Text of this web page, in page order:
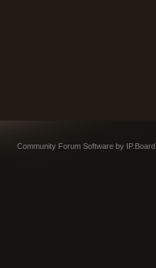
Community Forum Software by IP.Board